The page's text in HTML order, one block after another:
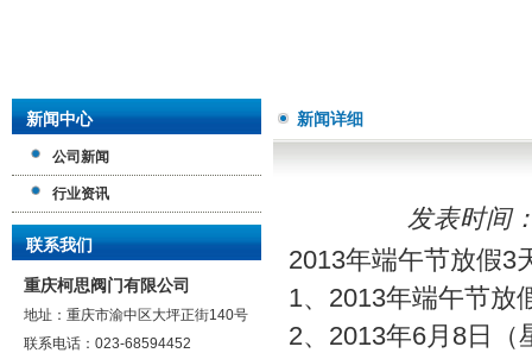
新闻中心
公司新闻
行业资讯
联系我们
重庆柯思阀门有限公司
地址：重庆市渝中区大坪正街140号
联系电话：023-68594452
新闻详细
发表时间
2013年端午节放假3
1、2013年端午节放
2、2013年6月8日（